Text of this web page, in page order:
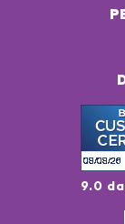
9.0